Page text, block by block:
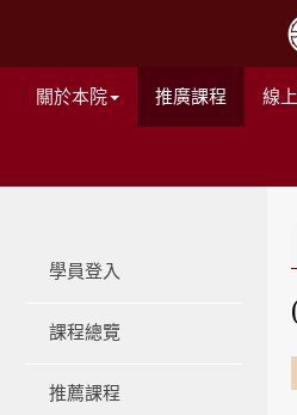
關於本院 推廣課程 線
學員登入
課程總覽
推薦課程